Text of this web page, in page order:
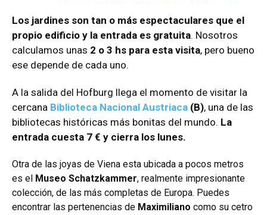
Los jardines son tan o más espectaculares que el
propio edificio y la entrada es gratuita. Nosotros
calculamos unas 2 o 3 hs para esta visita, pero bueno
ese depende de cada uno.
A la salida del Hofburg llega el momento de visitar la
cercana Biblioteca Nacional Austriaca (B), una de las
bibliotecas históricas más bonitas del mundo. La
entrada cuesta 7 € y cierra los lunes.
Otra de las joyas de Viena esta ubicada a pocos metros
es el Museo Schatzkammer, realmente impresionante
colección, de las más completas de Europa. Puedes
encontrar las pertenencias de Maximiliano como su cetro